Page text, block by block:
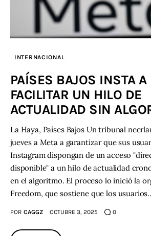
INTERNACIONAL
PAÍSES BAJOS INSTA A
FACILITAR UN HILO DE
ACTUALIDAD SIN
La Haya, Países Bajos Un tribunal
jueves a Meta a garantizar que sus
Instagram dispongan de un acceso
disponible" a un hilo de actualidad
en el algoritmo. El proceso lo inició la
Freedom, que sostiene que los
POR CAGGZ OCTUBRE 3, 2025 0